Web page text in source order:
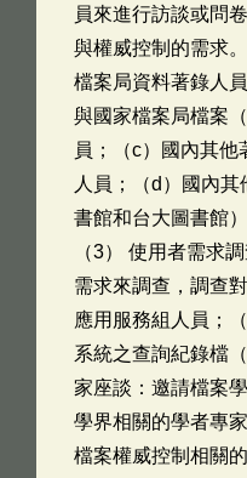
員來進行訪談或問
與權威控制的需求
檔案局資料著錄人
與國家檔案局檔案
員；（c）國內其
人員；（d）國內
書館和台大圖書館
（3） 使用者需求
需求來調查，調查
應用服務組人員；
系統之查詢紀錄檔
家座談：邀請檔案
學界相關的學者專
檔案權威控制相關